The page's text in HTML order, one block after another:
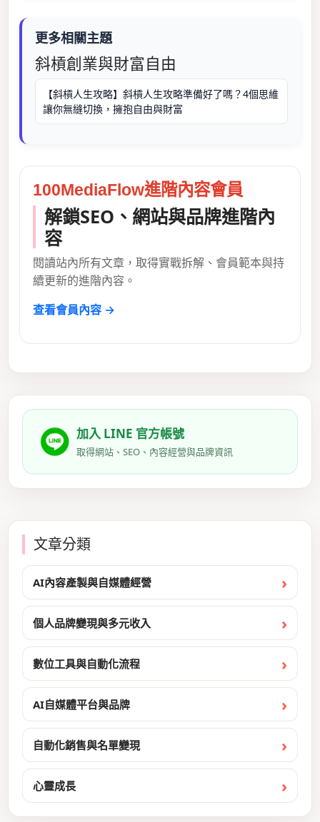
更多相關主題
斜槓創業與財富自由
【斜槓人生攻略】斜槓人生攻略準備好了嗎？4個思維
讓你無縫切換，擁抱自由與財富
100MediaFlow進階內容會員
解鎖SEO、網站與品牌進階內
容
閱讀站內所有文章，取得實戰拆解、會員範本與持
續更新的進階內容。
查看會員內容 →
加入 LINE 官方帳號
取得網站、SEO、內容經營與品牌資訊
文章分類
AI內容產製與自媒體經營
個人品牌變現與多元收入
數位工具與自動化流程
AI自媒體平台與品牌
自動化銷售與名單變現
心靈成長